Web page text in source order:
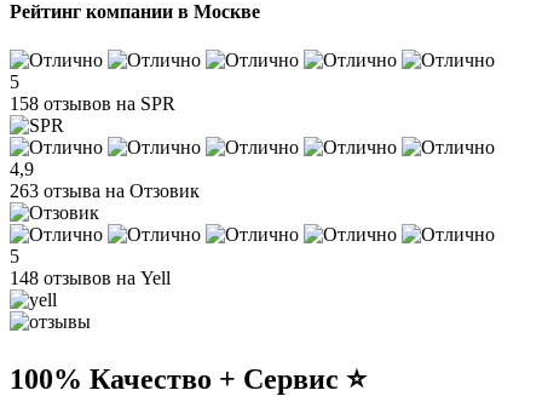
Рейтинг компании в Москве
5
158 отзывов на SPR
4,9
263 отзыва на Отзовик
5
148 отзывов на Yell
100% Качество + Сервис ⭐️